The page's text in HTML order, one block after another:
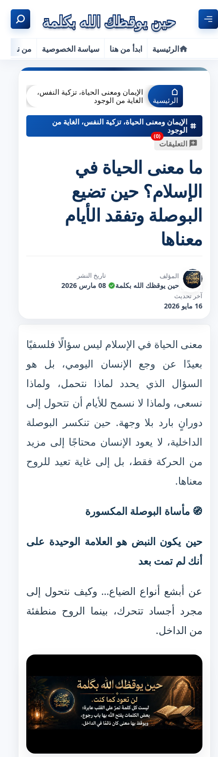
الرئيسية ابدأ من هنا سياسة الخصوصية من نحن
الرئيسية
الإيمان ومعنى الحياة، تزكية النفس،
الغاية من الوجود
الإيمان ومعنى الحياة، تزكية النفس، الغاية من
الوجود
التعليقات
ما معنى الحياة في
الإسلام؟ حين تضيع
البوصلة وتفقد الأيام
معناها
المؤلف
حين يوقظك الله بكلمة
تاريخ النشر
08 مارس 2026
آخر تحديث
16 مايو 2026
معنى الحياة في الإسلام ليس سؤالًا فلسفيًا
بعيدًا عن وجع الإنسان اليومي، بل هو
السؤال الذي يحدد لماذا نتحمل، ولماذا
نسعى، ولماذا لا نسمح للأيام أن تتحول إلى
دورانٍ بارد بلا وجهة. حين تنكسر البوصلة
الداخلية، لا يعود الإنسان محتاجًا إلى مزيد
من الحركة فقط، بل إلى غاية تعيد للروح
معناها.
🧭 مأساة البوصلة المكسورة
حين يكون النبض هو العلامة الوحيدة على
أنك لم تمت بعد
عن أبشع أنواع الضياع… وكيف نتحول إلى
مجرد أجساد تتحرك، بينما الروح منطفئة
من الداخل.